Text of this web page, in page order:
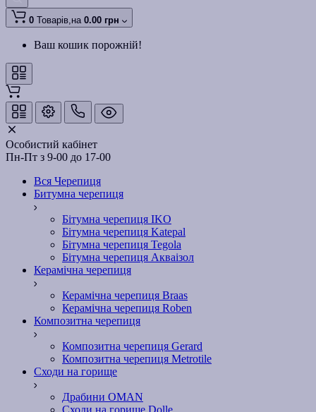
0 Товарів,на 0.00 грн
Ваш кошик порожній!
Особистий кабінет
Пн-Пт з 9-00 до 17-00
Вся Черепиця
Битумна черепиця
Бітумна черепиця IKO
Бітумна черепиця Katepal
Бітумна черепиця Tegola
Бітумна черепиця Акваізол
Керамічна черепиця
Керамічна черепиця Braas
Керамічна черепиця Roben
Композитна черепиця
Композитна черепиця Gerard
Композитна черепиця Metrotile
Сходи на горище
Драбини OMAN
Сходи на горище Dolle